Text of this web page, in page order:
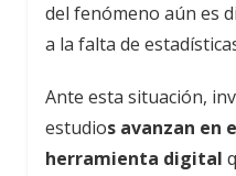
del fenómeno aún es
a la falta de
Ante esta situación,
estudios avanzan en
herramienta digital